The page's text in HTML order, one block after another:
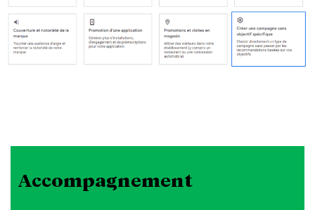
Accompagnement